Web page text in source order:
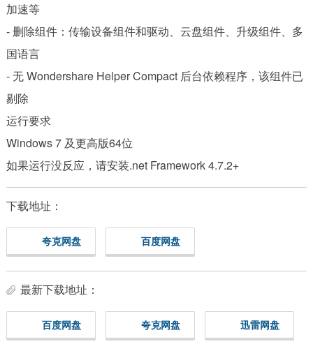
加速等
- 删除组件：传输设备组件和驱动、云盘组件、升级组件、多
国语言
- 无 Wondershare Helper Compact 后台依赖程序，该组件已
剔除
运行要求
Windows 7 及更高版64位
如果运行没反应，请安装.net Framework 4.7.2+
下载地址：
夸克网盘 百度网盘
最新下载地址：
百度网盘 夸克网盘 迅雷网盘